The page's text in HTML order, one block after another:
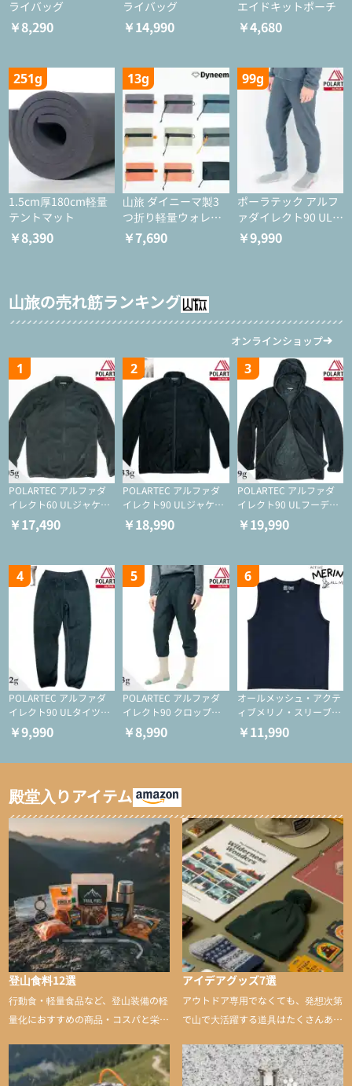
ライバッグ
￥8,290
ライバッグ
￥14,990
エイドキットポーチ
￥4,680
251g
1.5cm厚180cm軽量
テントマット
￥8,390
13g
山旅 ダイニーマ製3
つ折り軽量ウォレッ
ト
￥7,690
99g
ポーラテック アルフ
ァダイレクト90 ULタ
イツ
￥9,990
山旅の売れ筋ランキング
オンラインショップ
1
POLARTEC アルファダ
イレクト60 ULジャケッ
ト（登山/ミドルレイヤ
ー/化繊ジャケット）
￥17,490
2
POLARTEC アルファダ
イレクト90 ULジャケッ
ト（アクティブインサレ
ーション/ミドルレイヤ
￥18,990
3
POLARTEC アルファダ
イレクト90 ULフーディ
（アクティブインサレー
ション/ミドルレイヤー/
￥19,990
4
POLARTEC アルファダ
イレクト90 ULタイツ
（アクティブインサレー
ション/テント泊用パジ
￥9,990
5
POLARTEC アルファダ
イレクト90 クロップド
ULタイツ（アクティブ
インサレーション/テン
￥8,990
6
オールメッシュ・アクテ
ィブメリノ・スリーブレ
ス
￥11,990
殿堂入りアイテム
登山食料12選
行動食・軽量食品など、登山装備の軽
量化におすすめの商品・コスパと栄養
アイデアグッズ7選
アウトドア専用でなくても、発想次第
で山で大活躍する道具はたくさんあり
山に持ち込むと快適性や安心感をグッ
と引き上げてくれる――そんな意外性